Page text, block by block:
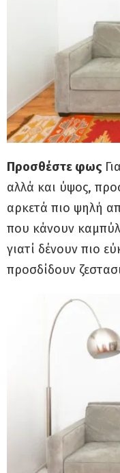
Προσθέστε φως
αλλά και ύψος,
αρκετά πιο ψηλή
που κάνουν
γιατί δένουν πιο
προσδίδουν